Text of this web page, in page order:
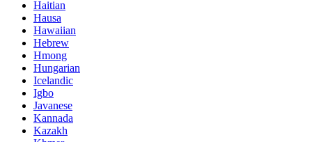
Haitian
Hausa
Hawaiian
Hebrew
Hmong
Hungarian
Icelandic
Igbo
Javanese
Kannada
Kazakh